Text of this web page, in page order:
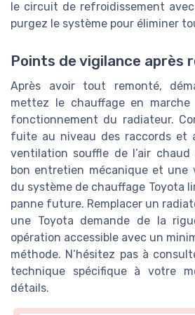
le circuit de refroidissement
purgez le système pour éliminer
Points de vigilance après
Après avoir tout remonté,
mettez le chauffage en
fonctionnement du radiateur.
fuite au niveau des raccords et
ventilation souffle de l’air chaud
bon entretien mécanique et une
du système de chauffage Toyota
panne future. Remplacer un
une Toyota demande de la
opération accessible avec un
méthode. N’hésitez pas à
technique spécifique à votre
détails.